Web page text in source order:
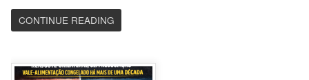
CONTINUE READING